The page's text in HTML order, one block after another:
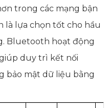
trong các mạng bận
là lựa chọn tốt cho hầu
Bluetooth hoạt động
duy trì kết nối
bảo mật dữ liệu bằng